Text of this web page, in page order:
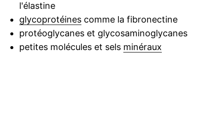
l'élastine
glycoprotéinescomme la fibronectine
protéoglycanes et glycosaminoglycanes
petites molécules et sels minéraux